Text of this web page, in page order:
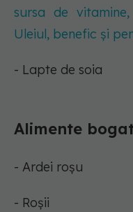
sursa de
Uleiul, benefic și
- Lapte de soia
Alimente
- Ardei roșu
- Roșii